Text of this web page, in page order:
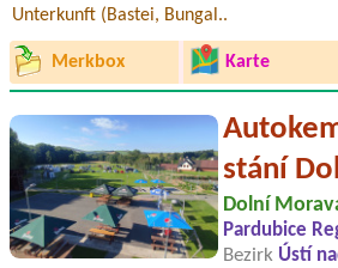
Unterkunft (Bastei, Bungal..
Merkbox Karte
stání
Dolní
Pardubice
Bezirk Ústí